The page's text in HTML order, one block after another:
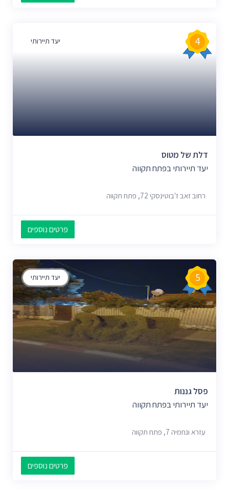
יעד תיירותי 4
דלת של מטוס
יעד תיירותי בפתח תקווה
רחוב זאב ז'בוטינסקי 72, פתח תקווה
פרטים נוספים
יעד תיירותי 5
פסל גננות
יעד תיירותי בפתח תקווה
עזרא ונחמיה 7, פתח תקווה
פרטים נוספים